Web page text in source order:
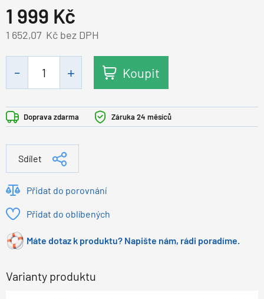
1 999 Kč
Kč bez DPH
1 652,07
Koupit
Doprava zdarma Záruka 24 měsíců
Sdílet
Přidat do porovnání
Přidat do oblíbených
Máte dotaz k produktu? Napište nám, rádi poradíme.
Varianty produktu